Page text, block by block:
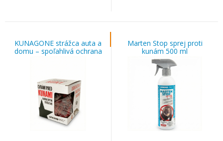
KUNAGONE strážca auta a
domu – spoľahlivá ochrana
pred kunami
Marten Stop sprej proti
kunám 500 ml